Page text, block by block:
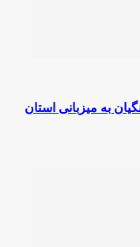
به میزبانی استان